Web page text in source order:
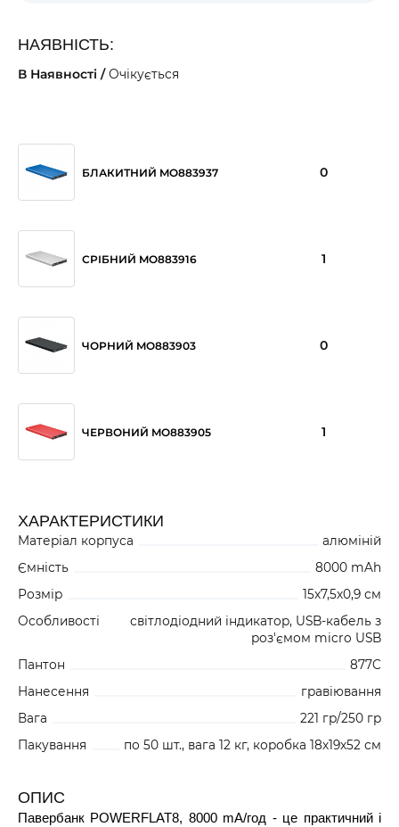
НАЯВНІСТЬ:
В Наявності /Очікується
БЛАКИТНИЙ MO883937 0
СРІБНИЙ MO883916 1
ЧОРНИЙ MO883903 0
ЧЕРВОНИЙ MO883905 1
ХАРАКТЕРИСТИКИ
Матеріал корпуса
алюміній
Ємність
8000 mAh
Розмір
15x7,5x0,9 см
Особливості
світлодіодний індикатор, USB-кабель з
роз'ємом micro USB
Пантон
877C
Нанесення
гравіювання
Вага
221 гр/250 гр
Пакування
по 50 шт., вага 12 кг, коробка 18x19x52 см
ОПИС
Павербанк POWERFLAT8, 8000 mА/год - це практичний і